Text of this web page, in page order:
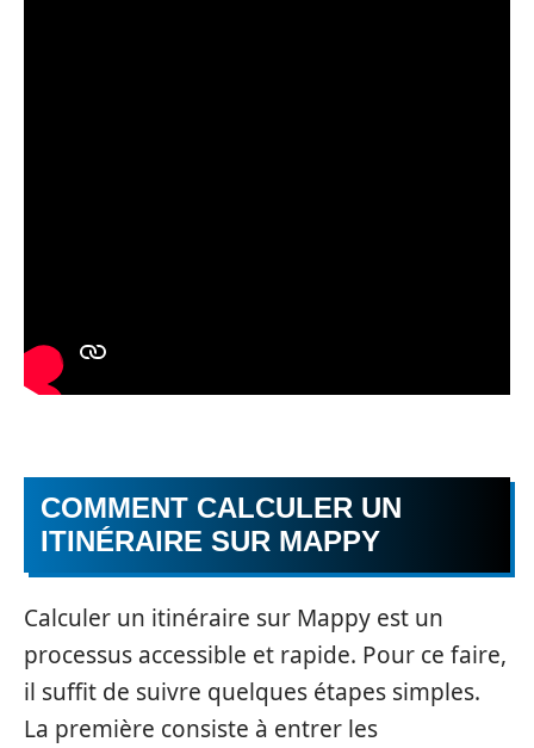
COMMENT CALCULER UN
ITINÉRAIRE SUR MAPPY
Calculer un itinéraire sur Mappy est un
processus accessible et rapide. Pour ce faire,
il suffit de suivre quelques étapes simples.
La première consiste à entrer les